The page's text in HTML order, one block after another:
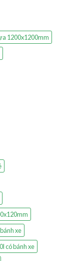
1200x1200mm
xe
có bánh xe